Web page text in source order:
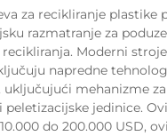
za recikliranje plastike
razmatranje za
Moderni
napredne
uključujući mehanizme
peletizacijske jedinice.
do 200.000 USD,